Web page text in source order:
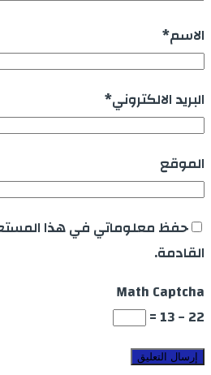
الاسم*
البريد الالكتروني*
الموقع
حفظ معلوماتي في هذا
القادمة.
Math Captcha
22 − 13 =